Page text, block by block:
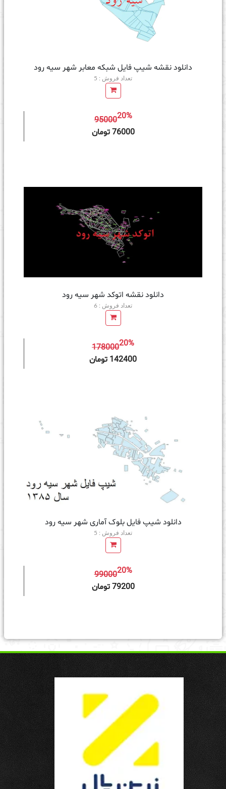
دانلود نقشه شیپ فایل شبکه معابر شهر سیه رود
تعداد فروش : 5
9500020%
76000 تومان
دانلود نقشه اتوکد شهر سیه رود
تعداد فروش : 6
17800020%
142400 تومان
دانلود شیپ فایل بلوک آماری شهر سیه رود
تعداد فروش : 5
9900020%
79200 تومان